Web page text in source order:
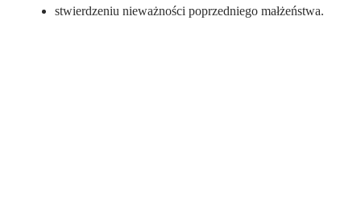
stwierdzeniu nieważności poprzedniego małżeństwa.